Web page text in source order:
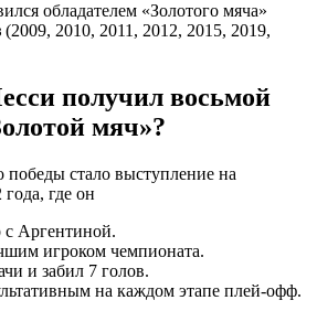
обладателем «Золотого мяча»
(2009, 2010, 2011, 2012, 2015, 2019,
получил восьмой
мяч»?
стало выступление на
где он
Аргентиной.
игроком чемпионата.
и забил 7 голов.
на каждом этапе плей-офф.